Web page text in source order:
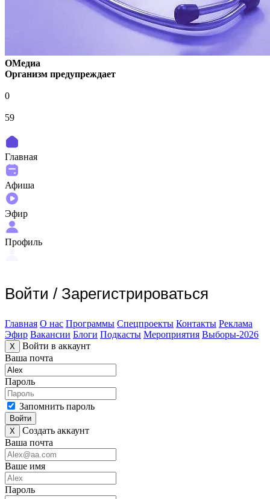
ОМедиа
Организм предупреждает
0
59
Главная
Афиша
Эфир
Профиль
Войти / Зарегистрироваться
Главная О нас Программы Спецпроекты Контакты Реклама
Эфир Вакансии Блоги Подкасты Мероприятия Выборы-2026
X
Войти в аккаунт
Ваша почта
Пароль
Запомнить пароль
Войти
X
Создать аккаунт
Ваша почта
Ваше имя
Пароль